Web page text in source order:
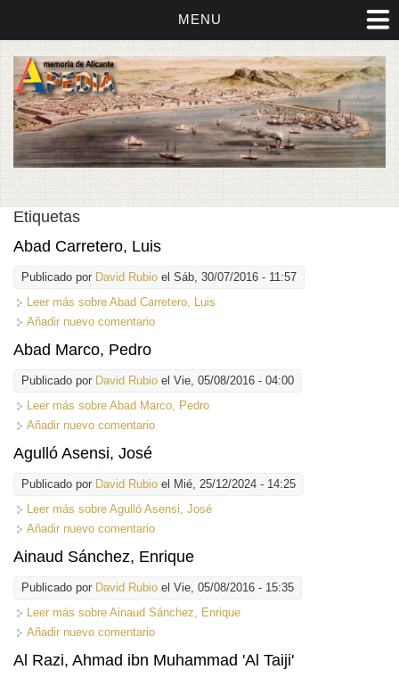
MENU
Etiquetas
Abad Carretero, Luis
Publicado por David Rubio el Sáb, 30/07/2016 - 11:57
Leer más sobre Abad Carretero, Luis
Añadir nuevo comentario
Abad Marco, Pedro
Publicado por David Rubio el Vie, 05/08/2016 - 04:00
Leer más sobre Abad Marco, Pedro
Añadir nuevo comentario
Agulló Asensi, José
Publicado por David Rubio el Mié, 25/12/2024 - 14:25
Leer más sobre Agulló Asensi, José
Añadir nuevo comentario
Ainaud Sánchez, Enrique
Publicado por David Rubio el Vie, 05/08/2016 - 15:35
Leer más sobre Ainaud Sánchez, Enrique
Añadir nuevo comentario
Al Razi, Ahmad ibn Muhammad 'Al Taiji'